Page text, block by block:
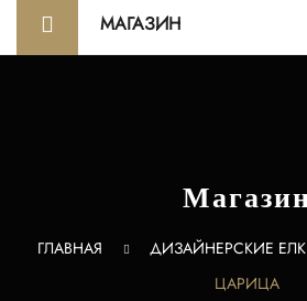
МАГАЗИН
ГЛАВНАЯ ДИЗАЙНЕРСКИЕ
ЦАРИЦА